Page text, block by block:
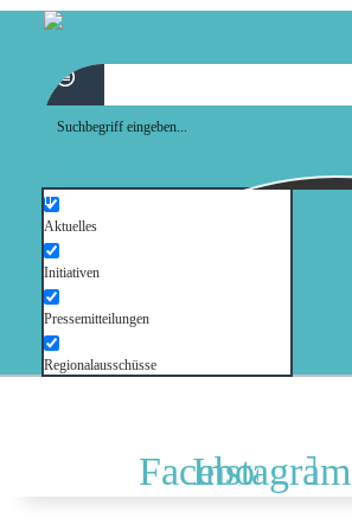
Aktuelles
Initiativen
Pressemitteilungen
Regionalausschüsse
Facebook
Instagram